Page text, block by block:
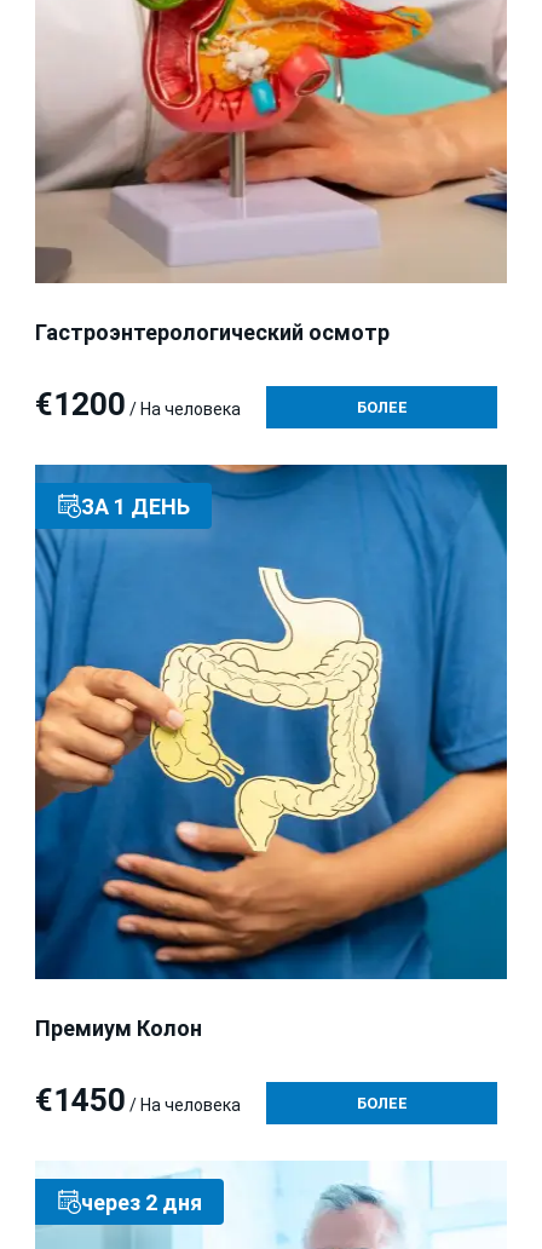
Гастроэнтерологический осмотр
€1200 / На человека БОЛЕЕ
ЗА 1 ДЕНЬ
Премиум Колон
€1450 / На человека БОЛЕЕ
через 2 дня